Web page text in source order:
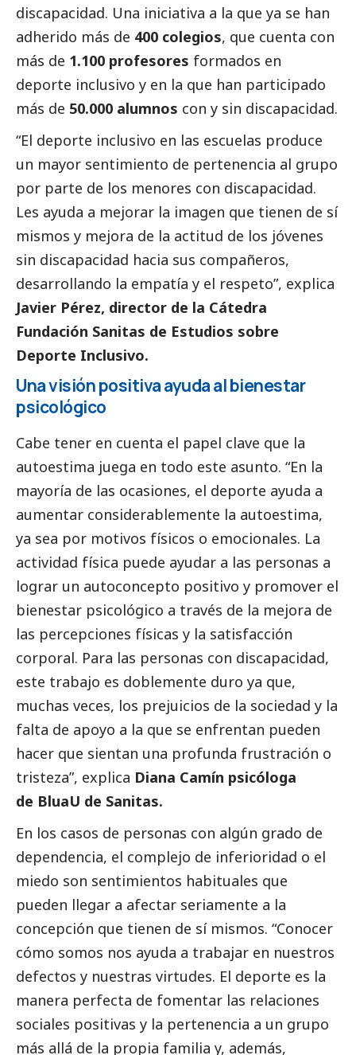
discapacidad. Una iniciativa a la que ya se han
adherido más de 400 colegios, que cuenta con
más de 1.100 profesores formados en
deporte inclusivo y en la que han participado
más de 50.000 alumnos con y sin discapacidad.
“El deporte inclusivo en las escuelas produce
un mayor sentimiento de pertenencia al grupo
por parte de los menores con discapacidad.
Les ayuda a mejorar la imagen que tienen de sí
mismos y mejora de la actitud de los jóvenes
sin discapacidad hacia sus compañeros,
desarrollando la empatía y el respeto”, explica
Javier Pérez, director de la Cátedra
Fundación Sanitas de Estudios sobre
Deporte Inclusivo.
Una visión positiva ayuda al bienestar
psicológico
Cabe tener en cuenta el papel clave que la
autoestima juega en todo este asunto. “En la
mayoría de las ocasiones, el deporte ayuda a
aumentar considerablemente la autoestima,
ya sea por motivos físicos o emocionales. La
actividad física puede ayudar a las personas a
lograr un autoconcepto positivo y promover el
bienestar psicológico a través de la mejora de
las percepciones físicas y la satisfacción
corporal. Para las personas con discapacidad,
este trabajo es doblemente duro ya que,
muchas veces, los prejuicios de la sociedad y la
falta de apoyo a la que se enfrentan pueden
hacer que sientan una profunda frustración o
tristeza”, explica Diana Camín psicóloga
de BluaU de Sanitas.
En los casos de personas con algún grado de
dependencia, el complejo de inferioridad o el
miedo son sentimientos habituales que
pueden llegar a afectar seriamente a la
concepción que tienen de sí mismos. “Conocer
cómo somos nos ayuda a trabajar en nuestros
defectos y nuestras virtudes. El deporte es la
manera perfecta de fomentar las relaciones
sociales positivas y la pertenencia a un grupo
más allá de la propia familia y, además,